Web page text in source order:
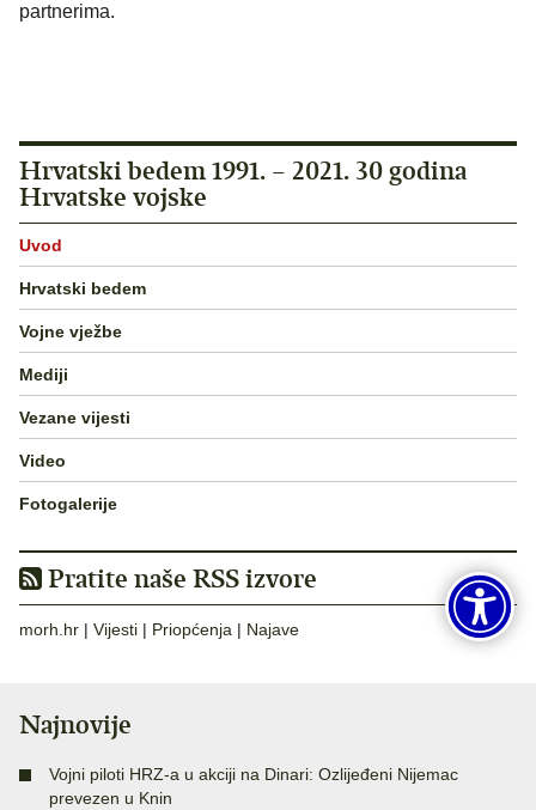
partnerima.
Hrvatski bedem 1991. – 2021. 30 godina
Hrvatske vojske
Uvod
Hrvatski bedem
Vojne vježbe
Mediji
Vezane vijesti
Video
Fotogalerije
Pratite naše RSS izvore
morh.hr | Vijesti | Priopćenja | Najave
Najnovije
Vojni piloti HRZ-a u akciji na Dinari: Ozlijeđeni Nijemac
prevezen u Knin